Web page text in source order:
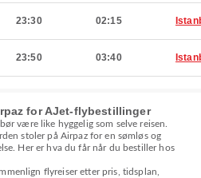
23:30 02:15
23:50 03:40
for AJet-flybestillinger
være like hyggelig som selve reisen.
stoler på Airpaz for en sømløs og
Her er hva du får når du bestiller hos
flyreiser etter pris, tidsplan,